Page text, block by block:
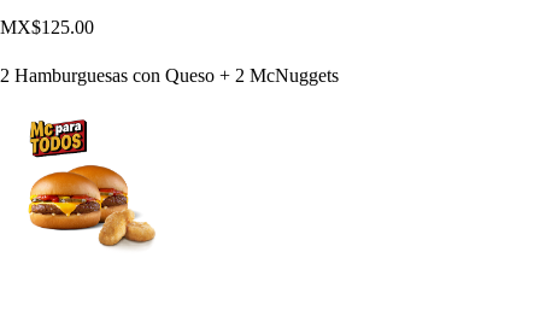
MX$125.00
2 Hamburguesas con Queso + 2 McNuggets